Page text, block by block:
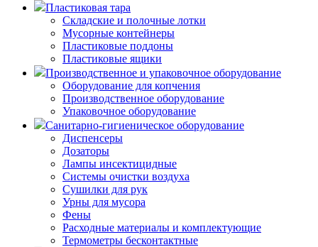
Пластиковая тара
Складские и полочные лотки
Мусорные контейнеры
Пластиковые поддоны
Пластиковые ящики
Производственное и упаковочное оборудование
Оборудование для копчения
Производственное оборудование
Упаковочное оборудование
Санитарно-гигиеническое оборудование
Диспенсеры
Дозаторы
Лампы инсектицидные
Системы очистки воздуха
Сушилки для рук
Урны для мусора
Фены
Расходные материалы и комплектующие
Термометры бесконтактные